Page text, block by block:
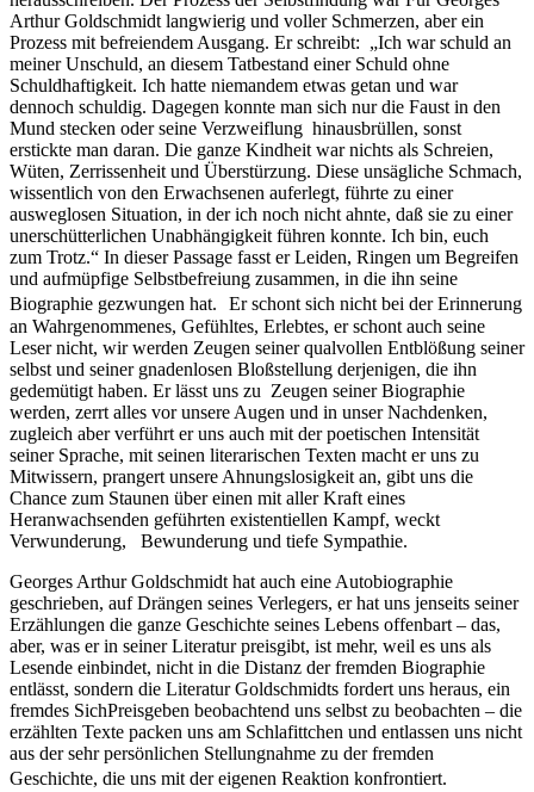
Arthur Goldschmidt langwierig und voller Schmerzen, aber ein
Prozess mit befreiendem Ausgang. Er schreibt: „Ich war schuld an
meiner Unschuld, an diesem Tatbestand einer Schuld ohne
Schuldhaftigkeit. Ich hatte niemandem etwas getan und war
dennoch schuldig. Dagegen konnte man sich nur die Faust in den
Mund stecken oder seine Verzweiflung hinausbrüllen, sonst
erstickte man daran. Die ganze Kindheit war nichts als Schreien,
Wüten, Zerrissenheit und Überstürzung. Diese unsägliche Schmach,
wissentlich von den Erwachsenen auferlegt, führte zu einer
ausweglosen Situation, in der ich noch nicht ahnte, daß sie zu einer
unerschütterlichen Unabhängigkeit führen konnte. Ich bin, euch
zum Trotz.“ In dieser Passage fasst er Leiden, Ringen um Begreifen
und aufmüpfige Selbstbefreiung zusammen, in die ihn seine
Biographie gezwungen hat. Er schont sich nicht bei der Erinnerung
an Wahrgenommenes, Gefühltes, Erlebtes, er schont auch seine
Leser nicht, wir werden Zeugen seiner qualvollen Entblößung seiner
selbst und seiner gnadenlosen Bloßstellung derjenigen, die ihn
gedemütigt haben. Er lässt uns zu Zeugen seiner Biographie
werden, zerrt alles vor unsere Augen und in unser Nachdenken,
zugleich aber verführt er uns auch mit der poetischen Intensität
seiner Sprache, mit seinen literarischen Texten macht er uns zu
Mitwissern, prangert unsere Ahnungslosigkeit an, gibt uns die
Chance zum Staunen über einen mit aller Kraft eines
Heranwachsenden geführten existentiellen Kampf, weckt
Verwunderung, Bewunderung und tiefe Sympathie.
Georges Arthur Goldschmidt hat auch eine Autobiographie
geschrieben, auf Drängen seines Verlegers, er hat uns jenseits seiner
Erzählungen die ganze Geschichte seines Lebens offenbart – das,
aber, was er in seiner Literatur preisgibt, ist mehr, weil es uns als
Lesende einbindet, nicht in die Distanz der fremden Biographie
entlässt, sondern die Literatur Goldschmidts fordert uns heraus, ein
fremdes SichPreisgeben beobachtend uns selbst zu beobachten – die
erzählten Texte packen uns am Schlafittchen und entlassen uns nicht
aus der sehr persönlichen Stellungnahme zu der fremden
Geschichte, die uns mit der eigenen Reaktion konfrontiert.